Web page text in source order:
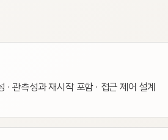
· 관측성과 재시작 포함 · 접근 제어 설계